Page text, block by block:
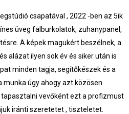
csapatával , 2022 -ben az 5ik
üveg falburkolatok, zuhanypanel,
A képek magukért beszélnek, a
alázat ilyen sok év és siker után is
minden tagja, segítőkészek és a
munka úgy ahogy azt közösen
vevőként ezt a profizmust
iránti szeretetet , tiszteletet.